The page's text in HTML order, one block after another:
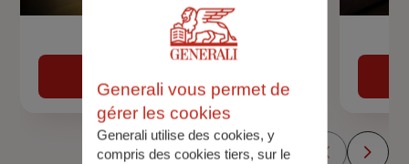
Devis assurance auto
Generali vous permet de
gérer les cookies
Generali utilise des cookies, y
compris des cookies tiers, sur le